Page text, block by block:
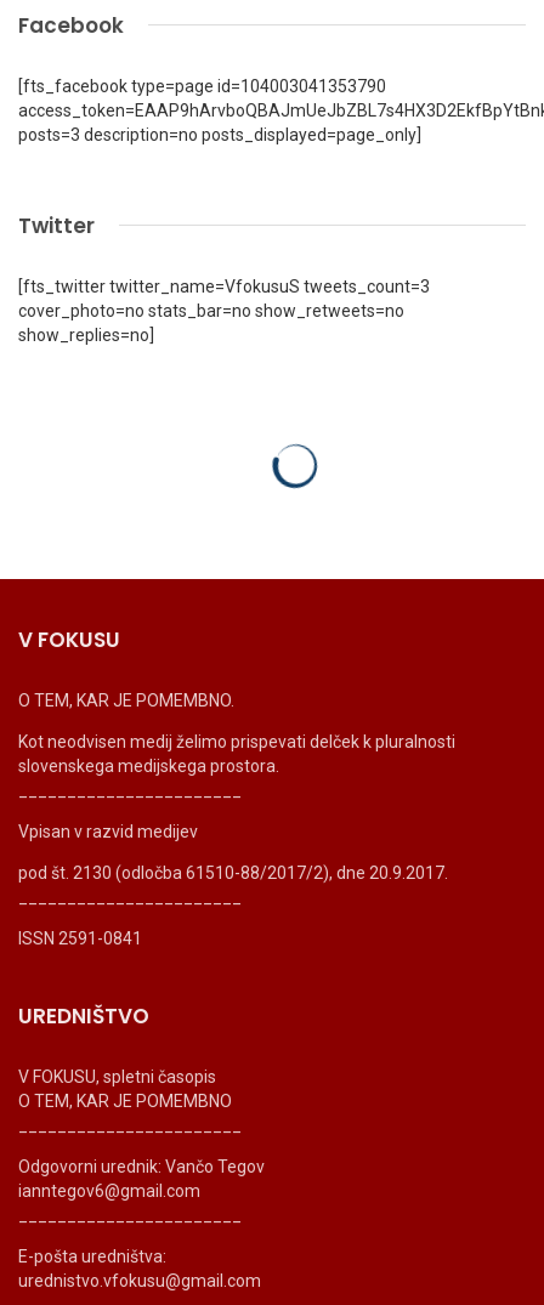
Facebook
[fts_facebook type=page id=104003041353790
posts=3 description=no posts_displayed=page_only]
Twitter
[fts_twitter twitter_name=VfokusuS tweets_count=3
cover_photo=no stats_bar=no show_retweets=no
show_replies=no]
V FOKUSU
O TEM, KAR JE POMEMBNO.
Kot neodvisen medij želimo prispevati delček k pluralnosti
slovenskega medijskega prostora.
Vpisan v razvid medijev
pod št. 2130 (odločba 61510-88/2017/2), dne 20.9.2017.
ISSN 2591-0841
UREDNIŠTVO
V FOKUSU, spletni časopis
O TEM, KAR JE POMEMBNO
Odgovorni urednik: Vančo Tegov
ianntegov6@gmail.com
E-pošta uredništva:
urednistvo.vfokusu@gmail.com